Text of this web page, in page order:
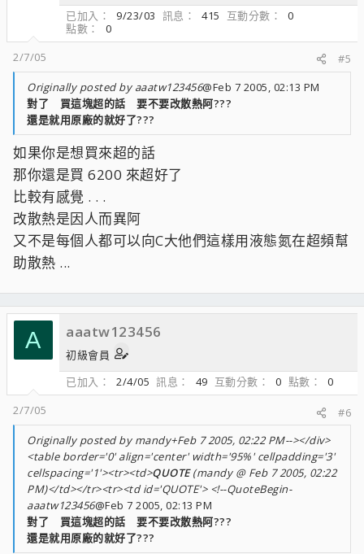
已加入
9/23/03 訊息 415 互動分數
0
點數
0
2/7/05
#5
Originally posted by aaatw123456@Feb 7 2005, 02:13 PM
對了 買這塊超的話 要不要改散熱阿???
還是就用原廠的就好了???
如果你是想買來超的話
那你還是買 6200 來超好了
比較有感覺 . . .
改散熱是因人而異阿
又不是每個人都可以向C大他們這樣用液態氮在超頻幫
助散熱 ...
A aaatw123456
初級會員
已加入
2/4/05 訊息 49 互動分數 0 點數
0
2/7/05
#6
Originally posted by mandy+Feb 7 2005, 02:22 PM--></div>
<table border='0' align='center' width='95%' cellpadding='3'
cellspacing='1'><tr><td>QUOTE(mandy @ Feb 7 2005, 02:22
PM)</td></tr><tr><td id='QUOTE'> <!--QuoteBegin-
aaatw123456@Feb 7 2005, 02:13 PM
對了 買這塊超的話 要不要改散熱阿???
還是就用原廠的就好了???